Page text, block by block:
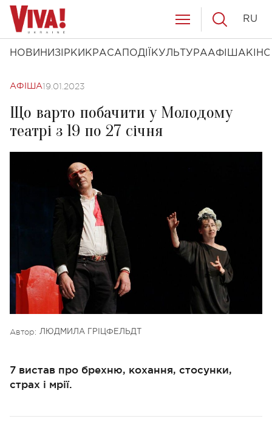
НОВИНИ ЗІРКИ КРАСА ПОДІЇ КУЛЬТУРААФІША КІНО
RU
АФІША19.01.2023
Що варто побачити у Молодому
театрі з 19 по 27 січня
Автор: ЛЮДМИЛА ГРІЦФЕЛЬДТ
7 вистав про брехню, кохання, стосунки,
страх і мрії.